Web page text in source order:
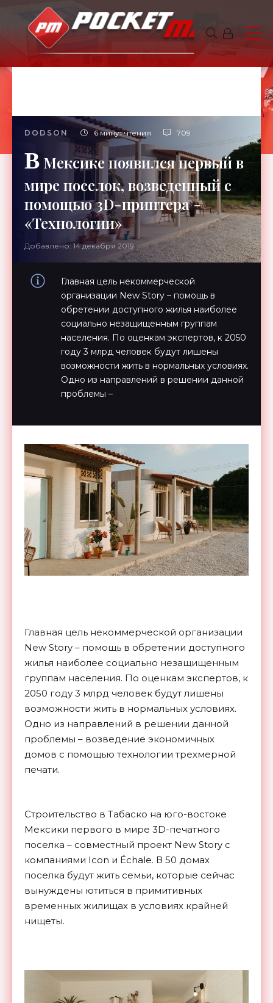
DODSON 6 минут чтения 709
В Мексике появился первый в
мире поселок, возведенный с
помощью 3D-принтера -
«Технологии»
Добавлено: 14 декабря 2019
Главная цель некоммерческой
организации New Story – помощь в
обретении доступного жилья наиболее
социально незащищенным группам
населения. По оценкам экспертов, к 2050
году 3 млрд человек будут лишены
возможности жить в нормальных условиях.
Одно из направлений в решении данной
проблемы –
Главная цель некоммерческой организации
New Story – помощь в обретении доступного
жилья наиболее социально незащищенным
группам населения. По оценкам экспертов, к
2050 году 3 млрд человек будут лишены
возможности жить в нормальных условиях.
Одно из направлений в решении данной
проблемы – возведение экономичных
домов с помощью технологии трехмерной
печати.
Строительство в Табаско на юго-востоке
Мексики первого в мире 3D-печатного
поселка – совместный проект New Story с
компаниями Icon и Échale. В 50 домах
поселка будут жить семьи, которые сейчас
вынуждены ютиться в примитивных
временных жилищах в условиях крайней
нищеты.